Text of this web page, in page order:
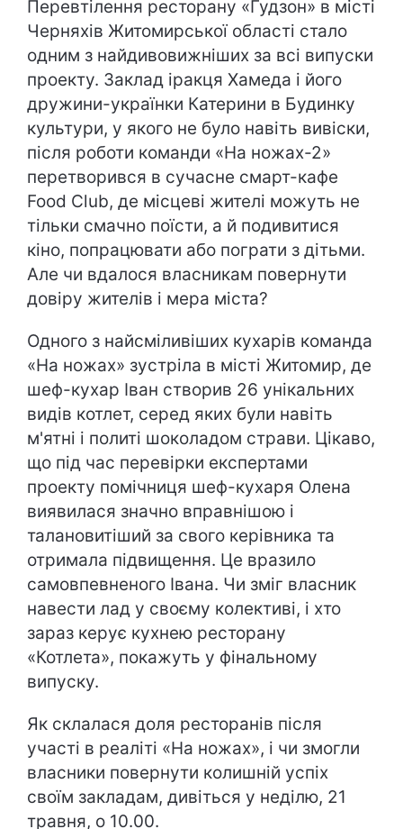
Перевтілення ресторану «Гудзон» в місті
Черняхів Житомирської області стало
одним з найдивовижніших за всі випуски
проекту. Заклад іракця Хамеда і його
дружини-українки Катерини в Будинку
культури, у якого не було навіть вивіски,
після роботи команди «На ножах-2»
перетворився в сучасне смарт-кафе
Food Club, де місцеві жителі можуть не
тільки смачно поїсти, а й подивитися
кіно, попрацювати або пограти з дітьми.
Але чи вдалося власникам повернути
довіру жителів і мера міста?
Одного з найсміливіших кухарів команда
«На ножах» зустріла в місті Житомир, де
шеф-кухар Іван створив 26 унікальних
видів котлет, серед яких були навіть
м'ятні і политі шоколадом страви. Цікаво,
що під час перевірки експертами
проекту помічниця шеф-кухаря Олена
виявилася значно вправнішою і
талановитіший за свого керівника та
отримала підвищення. Це вразило
самовпевненого Івана. Чи зміг власник
навести лад у своєму колективі, і хто
зараз керує кухнею ресторану
«Котлета», покажуть у фінальному
випуску.
Як склалася доля ресторанів після
участі в реаліті «На ножах», і чи змогли
власники повернути колишній успіх
своїм закладам, дивіться у неділю, 21
травня, о 10.00.